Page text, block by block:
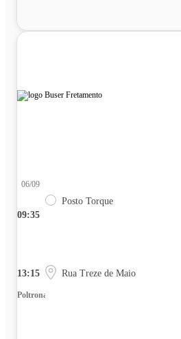
09:35
06/09
Posto Torque
13:15 Rua Treze de Maio
Poltrona